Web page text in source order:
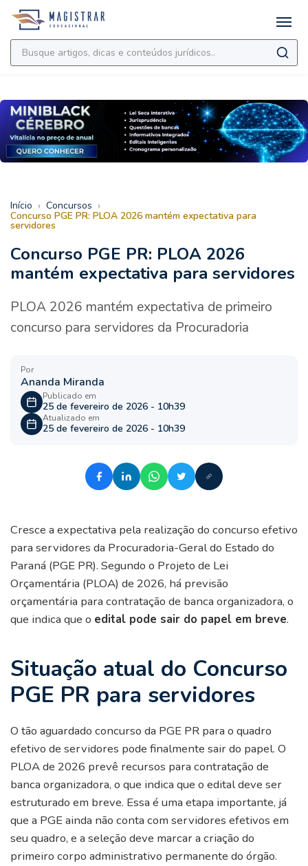
Início › Concursos ›
Concurso PGE PR: PLOA 2026 mantém expectativa para
servidores
Concurso PGE PR: PLOA 2026
mantém expectativa para servidores
PLOA 2026 mantém expectativa de primeiro
concurso para servidores da Procuradoria
Por
Ananda Miranda
Publicado em
25 de fevereiro de 2026 - 10h39
Atualizado em
25 de fevereiro de 2026 - 10h39
Cresce a expectativa pela realização do concurso efetivo
para servidores da Procuradoria-Geral do Estado do
Paraná (PGE PR). Segundo o Projeto de Lei
Orçamentária (PLOA) de 2026, há previsão
orçamentária para contratação de banca organizadora, o
que indica que o edital pode sair do papel em breve.
Situação atual do Concurso
PGE PR para servidores
O tão aguardado concurso da PGE PR para o quadro
efetivo de servidores pode finalmente sair do papel. O
PLOA de 2026 prevê recursos para contratação de
banca organizadora, o que indica que o edital deve ser
estruturado em breve. Essa é uma etapa importante, já
que a PGE ainda não conta com servidores efetivos em
seu quadro, e a seleção deve marcar a criação do
primeiro corpo administrativo permanente do órgão.